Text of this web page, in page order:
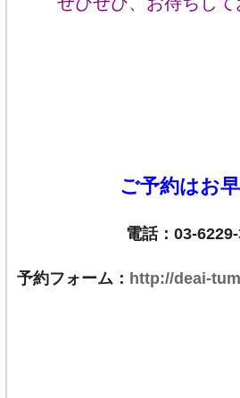
ご予約はお
電話：03-
予約フォーム： http://deai-